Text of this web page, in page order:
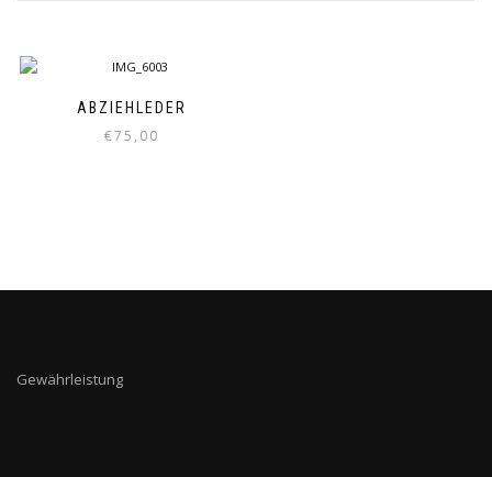
ABZIEHLEDER
€75,00
Gewährleistung